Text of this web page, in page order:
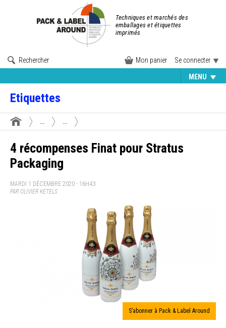
Techniques et marchés des
emballages et étiquettes
imprimés
Rechercher Mon panier Se connecter
MENU
Etiquettes
4 récompenses Finat pour Stratus
Packaging
MARDI 1 DÉCEMBRE 2020 - 16H43
PAR OLIVIER KETELS
S’abonner à Pack & Label Around